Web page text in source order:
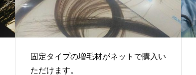
固定タイプの増毛材がネットで購入い
ただけます。